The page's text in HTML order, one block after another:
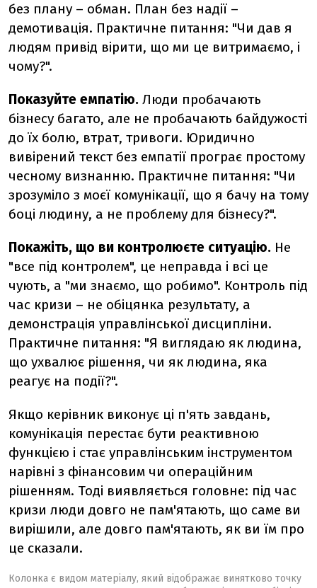
без плану – обман. План без надії –
демотивація. Практичне питання: "Чи дав я
людям привід вірити, що ми це витримаємо, і
чому?".
Показуйте емпатію. Люди пробачають
бізнесу багато, але не пробачають байдужості
до їх болю, втрат, тривоги. Юридично
вивірений текст без емпатії програє простому
чесному визнанню. Практичне питання: "Чи
зрозуміло з моєї комунікації, що я бачу на тому
боці людину, а не проблему для бізнесу?".
Покажіть, що ви контролюєте ситуацію. Не
"все під контролем", це неправда і всі це
чують, а "ми знаємо, що робимо". Контроль під
час кризи – не обіцянка результату, а
демонстрація управлінської дисципліни.
Практичне питання: "Я виглядаю як людина,
що ухвалює рішення, чи як людина, яка
реагує на події?".
Якщо керівник виконує ці п'ять завдань,
комунікація перестає бути реактивною
функцією і стає управлінським інструментом
нарівні з фінансовим чи операційним
рішенням. Тоді виявляється головне: під час
кризи люди довго не пам'ятають, що саме ви
вирішили, але довго пам'ятають, як ви їм про
це сказали.
Колонка є видом матеріалу, який відображає винятково точку